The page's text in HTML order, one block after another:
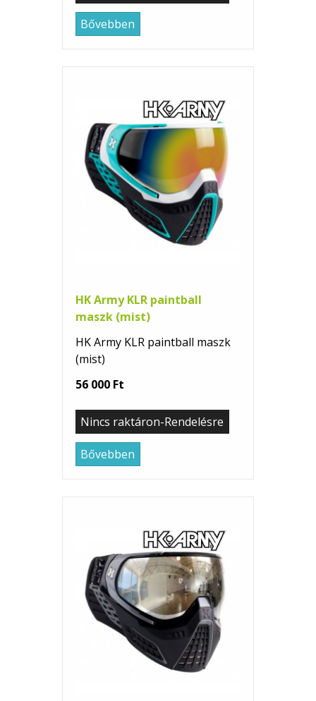
Bővebben
HK Army KLR paintball
maszk (mist)
HK Army KLR paintball maszk
(mist)
56 000 Ft
Nincs raktáron-Rendelésre
Bővebben